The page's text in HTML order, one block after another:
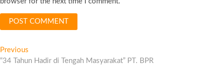
Post
Previous
post:
“34 Tahun Hadir di Tengah Masyarakat” PT. BPR